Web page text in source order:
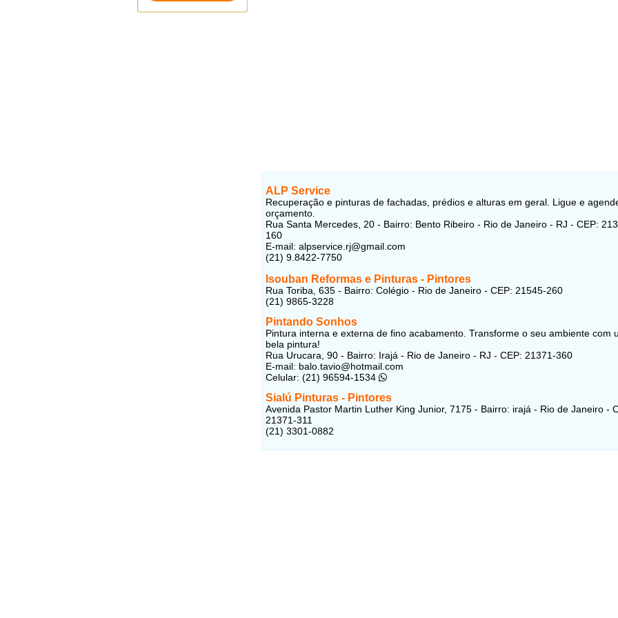
ALP Service
Recuperação e pinturas de fachadas, prédios e alturas em geral. Ligue e
orçamento.
Rua Santa Mercedes, 20 - Bairro: Bento Ribeiro - Rio de Janeiro - RJ - CEP:
160
E-mail: alpservice.rj@gmail.com
(21) 9.8422-7750
Isouban Reformas e Pinturas - Pintores
Rua Toriba, 635 - Bairro: Colégio - Rio de Janeiro - CEP: 21545-260
(21) 9865-3228
Pintando Sonhos
Pintura interna e externa de fino acabamento. Transforme o seu ambiente com
bela pintura!
Rua Urucara, 90 - Bairro: Irajá - Rio de Janeiro - RJ - CEP: 21371-360
E-mail: balo.tavio@hotmail.com
Celular: (21) 96594-1534
Sialú Pinturas - Pintores
Avenida Pastor Martin Luther King Junior, 7175 - Bairro: irajá - Rio de Janeiro -
21371-311
(21) 3301-0882